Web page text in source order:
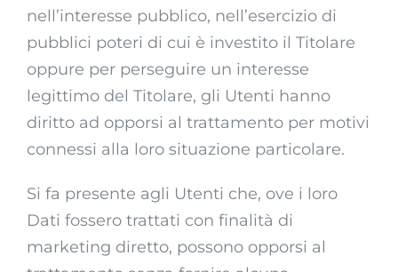
nell’interesse pubblico, nell’esercizio di
pubblici poteri di cui è investito il Titolare
oppure per perseguire un interesse
legittimo del Titolare, gli Utenti hanno
diritto ad opporsi al trattamento per motivi
connessi alla loro situazione particolare.
Si fa presente agli Utenti che, ove i loro
Dati fossero trattati con finalità di
marketing diretto, possono opporsi al